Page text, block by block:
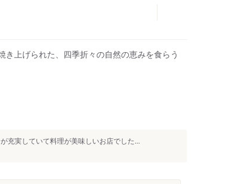
上げられた、四季折々の自然の恵みを食らう
充実していて料理が美味しいお店でした...